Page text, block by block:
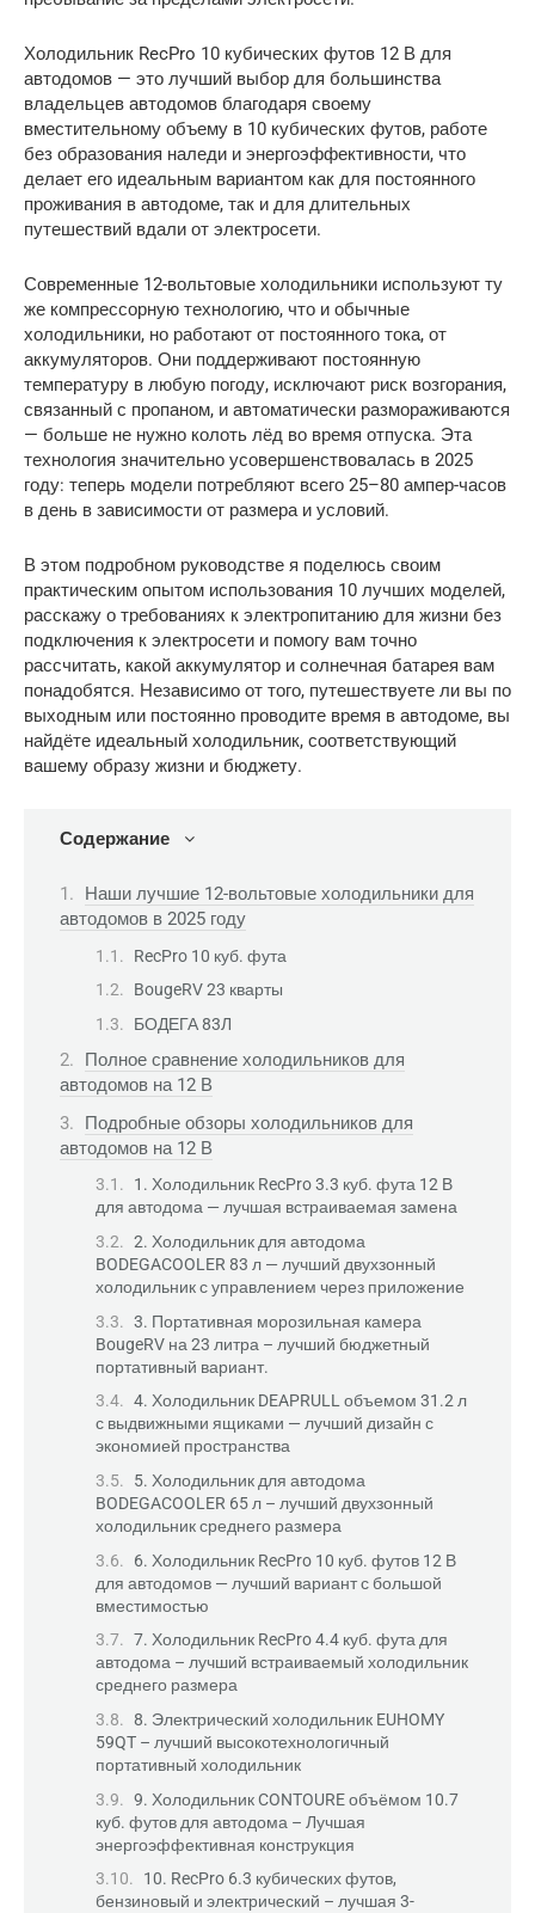
Холодильник RecPro 10 кубических футов 12 В для
автодомов — это лучший выбор для большинства
владельцев автодомов благодаря своему
вместительному объему в 10 кубических футов, работе
без образования наледи и энергоэффективности, что
делает его идеальным вариантом как для постоянного
проживания в автодоме, так и для длительных
путешествий вдали от электросети.
Современные 12-вольтовые холодильники используют ту
же компрессорную технологию, что и обычные
холодильники, но работают от постоянного тока, от
аккумуляторов. Они поддерживают постоянную
температуру в любую погоду, исключают риск возгорания,
связанный с пропаном, и автоматически размораживаются
— больше не нужно колоть лёд во время отпуска. Эта
технология значительно усовершенствовалась в 2025
году: теперь модели потребляют всего 25–80 ампер-часов
в день в зависимости от размера и условий.
В этом подробном руководстве я поделюсь своим
практическим опытом использования 10 лучших моделей,
расскажу о требованиях к электропитанию для жизни без
подключения к электросети и помогу вам точно
рассчитать, какой аккумулятор и солнечная батарея вам
понадобятся. Независимо от того, путешествуете ли вы по
выходным или постоянно проводите время в автодоме, вы
найдёте идеальный холодильник, соответствующий
вашему образу жизни и бюджету.
Содержание
Наши лучшие 12-вольтовые холодильники для
автодомов в 2025 году
RecPro 10 куб. фута
BougeRV 23 кварты
БОДЕГА 83Л
Полное сравнение холодильников для
автодомов на 12 В
Подробные обзоры холодильников для
автодомов на 12 В
1. Холодильник RecPro 3.3 куб. фута 12 В
для автодома — лучшая встраиваемая замена
2. Холодильник для автодома
BODEGACOOLER 83 л — лучший двухзонный
холодильник с управлением через приложение
3. Портативная морозильная камера
BougeRV на 23 литра – лучший бюджетный
портативный вариант.
4. Холодильник DEAPRULL объемом 31.2 л
с выдвижными ящиками — лучший дизайн с
экономией пространства
5. Холодильник для автодома
BODEGACOOLER 65 л – лучший двухзонный
холодильник среднего размера
6. Холодильник RecPro 10 куб. футов 12 В
для автодомов — лучший вариант с большой
вместимостью
7. Холодильник RecPro 4.4 куб. фута для
автодома – лучший встраиваемый холодильник
среднего размера
8. Электрический холодильник EUHOMY
59QT – лучший высокотехнологичный
портативный холодильник
9. Холодильник CONTOURE объёмом 10.7
куб. футов для автодома – Лучшая
энергоэффективная конструкция
10. RecPro 6.3 кубических футов,
бензиновый и электрический – лучшая 3-